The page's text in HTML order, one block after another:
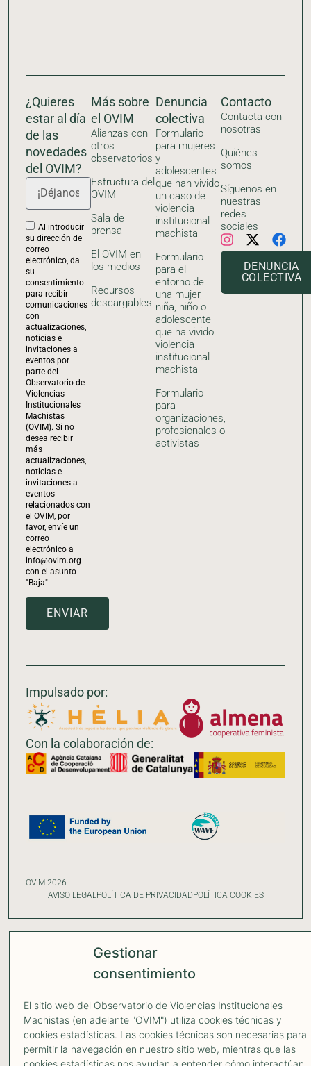
Gestionar
consentimiento
El sitio web del Observatorio de Violencias Institucionales
Machistas (en adelante "OVIM") utiliza cookies técnicas y
cookies estadísticas. Las cookies técnicas son necesarias para
permitir la navegación en nuestro sitio web, mientras que las
cookies estadísticas nos ayudan a entender cómo interactúan
¿Quieres
estar al día
de las
novedades
del OVIM?
Al introducir
su dirección de
correo
electrónico, da
su
consentimiento
para recibir
comunicaciones
con
actualizaciones,
noticias e
invitaciones a
eventos por
parte del
Observatorio de
Violencias
Institucionales
Machistas
(OVIM). Si no
desea recibir
más
actualizaciones,
noticias e
invitaciones a
eventos
relacionados con
el OVIM, por
favor, envíe un
correo
electrónico a
info@ovim.org
con el asunto
"Baja".
ENVIAR
Más sobre
el OVIM
Alianzas con
otros
observatorios
Estructura del
OVIM
Sala de
prensa
El OVIM en
los medios
Recursos
descargables
Denuncia
colectiva
Formulario
para mujeres
y
adolescentes
que han vivido
un caso de
violencia
institucional
machista
Formulario
para el
entorno de
una mujer,
niña, niño o
adolescente
que ha vivido
violencia
institucional
machista
Formulario
para
organizaciones,
profesionales o
activistas
Contacto
Contacta con
nosotras
Quiénes
somos
Síguenos en
nuestras
redes
sociales
DENUNCIA
COLECTIVA
Impulsado por:
Con la colaboración de:
OVIM 2026
AVISO LEGALPOLÍTICA DE PRIVACIDADPOLÍTICA COOKIES